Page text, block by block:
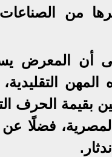
من
أن المعرض
بقيمة الحرف
فضلًا